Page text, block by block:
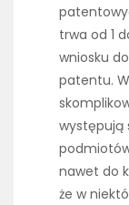
trwa od 1
wniosku
patentu.
występują
nawet do
że w